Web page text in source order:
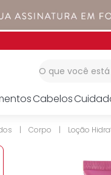
O que você
Cabelos
Corpo Loção